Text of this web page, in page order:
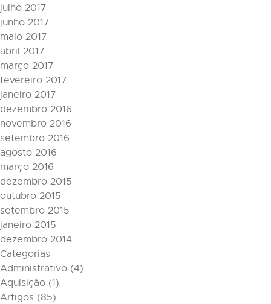
julho 2017
junho 2017
maio 2017
abril 2017
março 2017
fevereiro 2017
janeiro 2017
dezembro 2016
novembro 2016
setembro 2016
agosto 2016
março 2016
dezembro 2015
outubro 2015
setembro 2015
janeiro 2015
dezembro 2014
Categorias
Administrativo (4)
Aquisição (1)
Artigos (85)